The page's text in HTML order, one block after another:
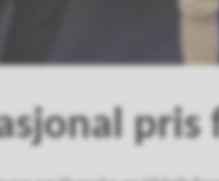
pris